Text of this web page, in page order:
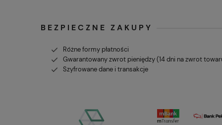
BEZPIECZNE ZAKUPY
Różne formy płatności
Gwarantowany zwrot pieniędzy (14 dni na zwrot
Szyfrowane dane i transakcje